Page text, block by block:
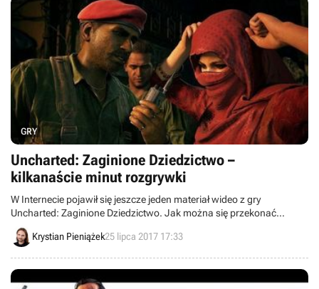
GRY
Uncharted: Zaginione Dziedzictwo –
kilkanaście minut rozgrywki
W Internecie pojawił się jeszcze jeden materiał wideo z gry
Uncharted: Zaginione Dziedzictwo. Jak można się przekonać
podczas kilkunastominutowego seansu, przygody Chloe Frazer i
Nadine Ross w niczym nie będą ustępować ostatnim zmaganiom
Krystian Pieniążek25 lipca 2017 17:33